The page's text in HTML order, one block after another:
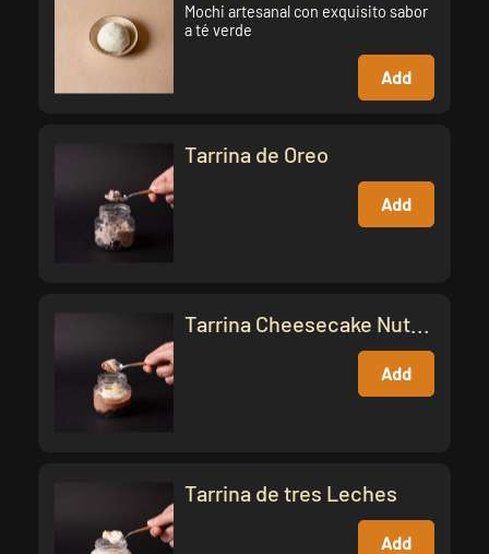
Mochi artesanal con exquisito sabor
a té verde
Add
Tarrina de Oreo
Add
Tarrina Cheesecake Nut...
Add
Tarrina de tres Leches
Add